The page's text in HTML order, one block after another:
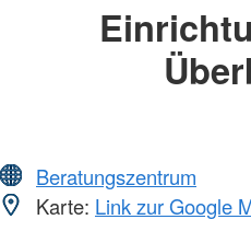
Beratungszentrum
Karte: Link zur Google